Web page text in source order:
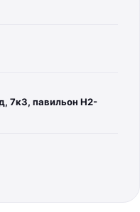
7к3, павильон H2-